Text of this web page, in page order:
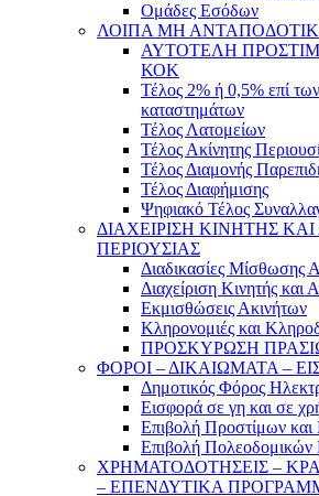
Ομάδες Εσόδων
ΛΟΙΠΑ ΜΗ
ΑΥΤΟΤΕΛΗ
ΚΟΚ
Τέλος 2% ή 0,5% επί
καταστημάτων
Τέλος Λατομείων
Τέλος Ακίνητης
Τέλος Διαμονής
Τέλος Διαφήμισης
Ψηφιακό Τέλος
ΔΙΑΧΕΙΡΙΣΗ ΚΙΝΗΤΗΣ
ΠΕΡΙΟΥΣΙΑΣ
Διαδικασίες Μίσθωσης
Διαχείριση Κινητής και
Εκμισθώσεις Ακινήτων
Κληρονομιές και
ΠΡΟΣΚΥΡΩΣΗ
ΦΟΡΟΙ – ΔΙΚΑΙΩΜΑΤΑ –
Δημοτικός Φόρος
Εισφορά σε γη και σε
Επιβολή Προστίμων
Επιβολή Πολεοδομικών
ΧΡΗΜΑΤΟΔΟΤΗΣΕΙΣ –
– ΕΠΕΝΔΥΤΙΚΑ